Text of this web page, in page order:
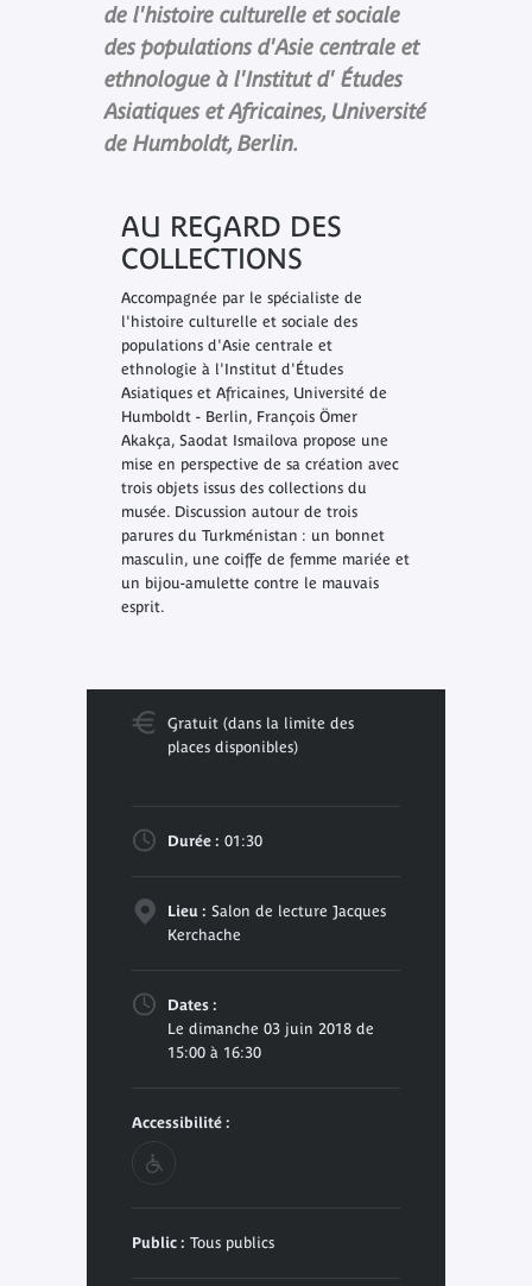
de l'histoire culturelle et sociale
des populations d'Asie centrale et
ethnologue à l'Institut d' Études
Asiatiques et Africaines, Université
de Humboldt, Berlin.
AU REGARD DES
COLLECTIONS
Accompagnée par le spécialiste de
l'histoire culturelle et sociale des
populations d'Asie centrale et
ethnologie à l'Institut d'Études
Asiatiques et Africaines, Université de
Humboldt - Berlin, François Ömer
Akakça, Saodat Ismailova propose une
mise en perspective de sa création avec
trois objets issus des collections du
musée. Discussion autour de trois
parures du Turkménistan : un bonnet
masculin, une coiffe de femme mariée et
un bijou-amulette contre le mauvais
esprit.
Gratuit (dans la limite des
places disponibles)
Durée : 01:30
Lieu : Salon de lecture Jacques
Kerchache
Dates :
Le dimanche 03 juin 2018 de
15:00 à 16:30
Accessibilité :
Public : Tous publics